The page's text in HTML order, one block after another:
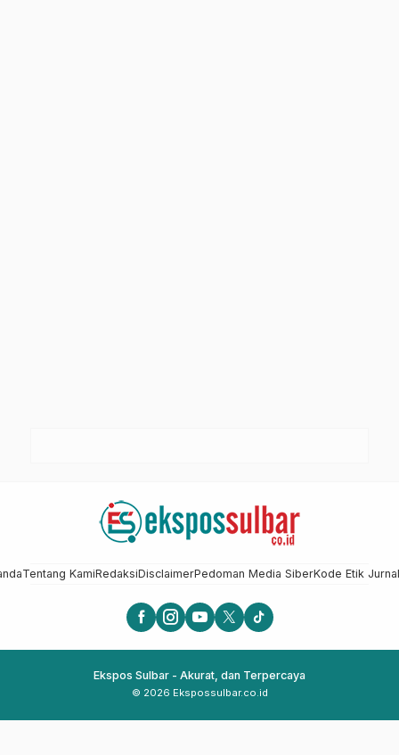
Tentang KamiRedaksiDisclaimerPedoman Media SiberKode Etik
Ekspos Sulbar - Akurat, dan Terpercaya
© 2026 Ekspossulbar.co.id